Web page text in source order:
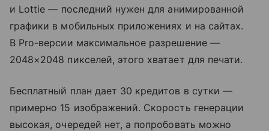
и Lottie — последний нужен для анимированной
графики в мобильных приложениях и на сайтах.
В Pro-версии максимальное разрешение —
2048×2048 пикселей, этого хватает для печати.
Бесплатный план дает 30 кредитов в сутки —
примерно 15 изображений. Скорость генерации
высокая, очередей нет, а попробовать можно